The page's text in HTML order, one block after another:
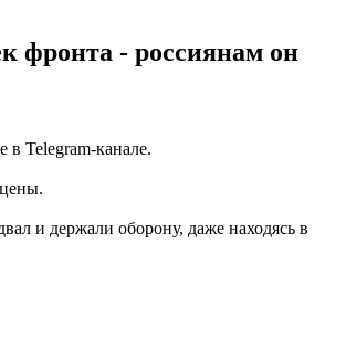
фронта - россиянам он
в Telegram-канале.
и держали оборону, даже находясь в